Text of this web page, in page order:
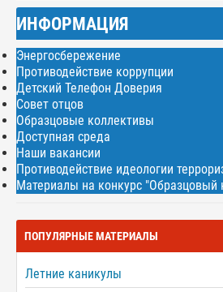
ИНФОРМАЦИЯ
Энергосбережение
Противодействие коррупции
Детский Телефон Доверия
Совет отцов
Образцовые коллективы
Доступная среда
Наши вакансии
Противодействие идеологии
Материалы на конкурс "Образцовый
ПОПУЛЯРНЫЕ МАТЕРИАЛЫ
Летние каникулы